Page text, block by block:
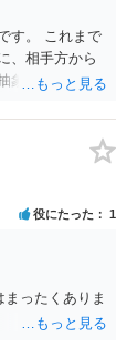
す。 これまで
、相手方から
象的な可能性
役にたった 1
ったくありま